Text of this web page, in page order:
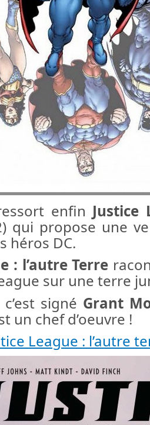
enfin Justice
qui propose une
héros DC.
: l’autre Terre
sur une terre
signé Grant
un chef d’oeuvre !
League : l’autre